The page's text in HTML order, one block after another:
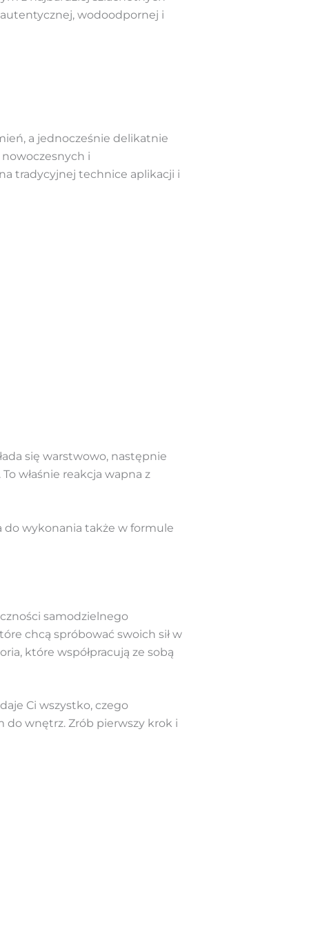
wodoodpornej i
a jednocześnie delikatnie
i
tradycyjnej technice aplikacji i
się warstwowo, następnie
właśnie reakcja wapna z
wykonania także w formule
samodzielnego
chcą spróbować swoich sił w
które współpracują ze sobą
Ci wszystko, czego
do wnętrz. Zrób pierwszy krok i